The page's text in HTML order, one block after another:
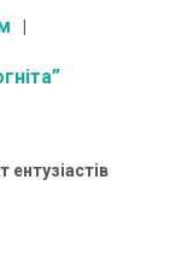
ентузіастів